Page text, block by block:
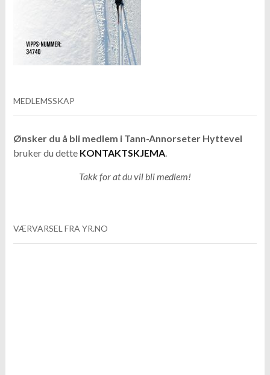
MEDLEMSSKAP
Ønsker du å bli medlem i Tann-Annorseter Hyttevel
bruker du dette KONTAKTSKJEMA
Takk for at du vil bli medlem!
VÆRVARSEL FRA YR.NO